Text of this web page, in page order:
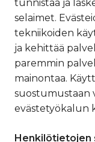
tunnistaa ja
selaimet.
tekniikoiden
ja kehittää
paremmin
mainontaa.
suostumustaan
evästetyökalun
Henkilötietojen